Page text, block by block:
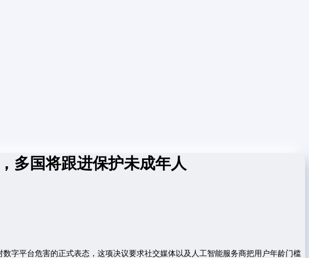
多国将跟进保护未成年人
字平台危害的正式表态，这项决议要求社交媒体以及人工智能服务商把用户年龄门槛